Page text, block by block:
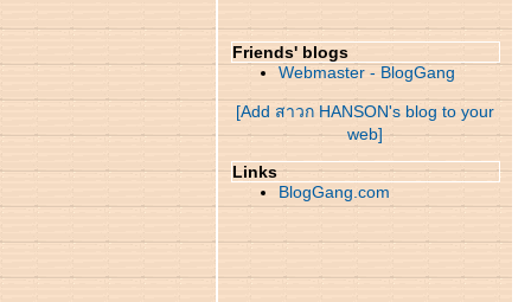
Friends' blogs
Webmaster - BlogGang
[Add สาวก HANSON's blog to your
web]
Links
BlogGang.com